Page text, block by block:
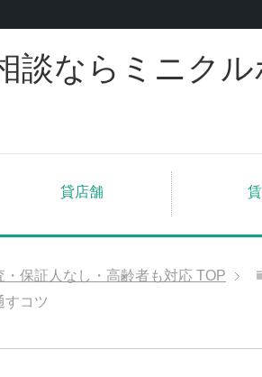
談ならミニク
貸店舗
保証人なし・高齢者も対応 TOP
すコツ